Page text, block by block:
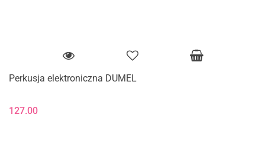
Perkusja elektroniczna DUMEL
127.00